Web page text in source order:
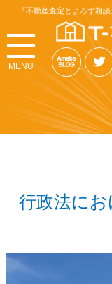
『不動産査定とよろず相
MENU
行政法に